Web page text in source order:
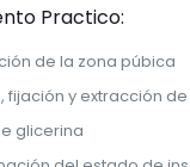
Practico:
de la zona púbica
fijación y extracción
glicerina